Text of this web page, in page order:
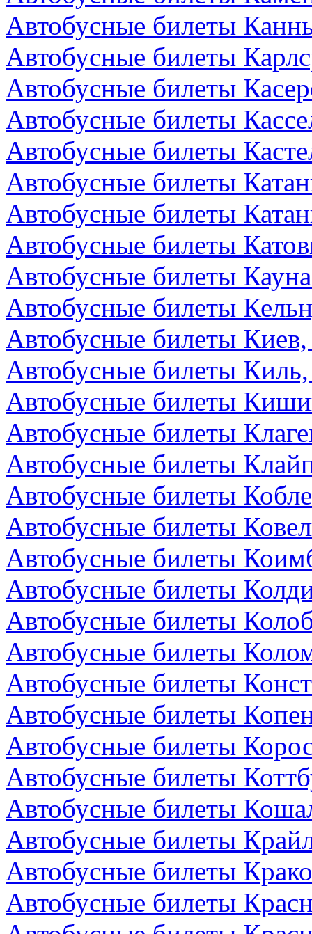
Автобусные билеты
Автобусные билеты
Автобусные билеты
Автобусные билеты
Автобусные билеты
Автобусные билеты
Автобусные билеты
Автобусные билеты
Автобусные билеты
Автобусные билеты
Автобусные билеты
Автобусные билеты
Автобусные билеты
Автобусные билеты
Автобусные билеты
Автобусные билеты
Автобусные билеты
Автобусные билеты
Автобусные билеты
Автобусные билеты
Автобусные билеты
Автобусные билеты
Автобусные билеты
Автобусные билеты
Автобусные билеты
Автобусные билеты
Автобусные билеты
Автобусные билеты
Автобусные билеты